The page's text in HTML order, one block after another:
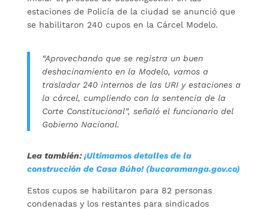
estaciones de Policía de la ciudad se anunció que
se habilitaron 240 cupos en la Cárcel Modelo.
“Aprovechando que se registra un buen
deshacinamiento en la Modelo, vamos a
trasladar 240 internos de las URI y estaciones a
la cárcel, cumpliendo con la sentencia de la
Corte Constitucional”, señaló el funcionario del
Gobierno Nacional.
Lea también:¡Ultimamos detalles de la
construcción de Casa Búho! (bucaramanga.gov.co)
Estos cupos se habilitaron para 82 personas
condenadas y los restantes para sindicados